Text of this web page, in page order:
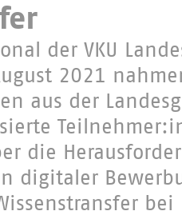
der VKU
2021
aus der
die
digitaler
bei